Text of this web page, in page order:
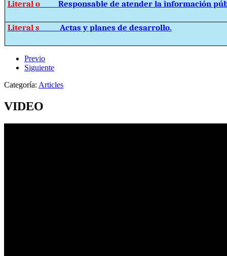
Literal o Responsable de atender la información
Literal s Actas y planes de desarrollo.
Previo
Siguiente
Categoría: Articles
VIDEO